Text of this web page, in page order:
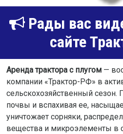
Рады вас
сайте
Аренда трактора с плугом—
компании «Трактор-РФ» в
сельскохозяйственный сезон.
почвы и вспахивая ее,
уничтожает сорняки,
вещества и микроэлементы в